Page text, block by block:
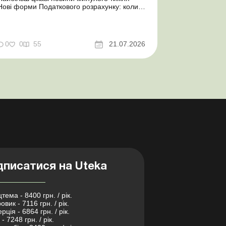
форми Податкового розрахунку: коли
центр з організації
0 0 55 21.07.2026
на Uteka
- 8400 грн. / рік.
- 7116 грн. / рік.
- 6864 грн. / рік.
7248 грн. / рік.